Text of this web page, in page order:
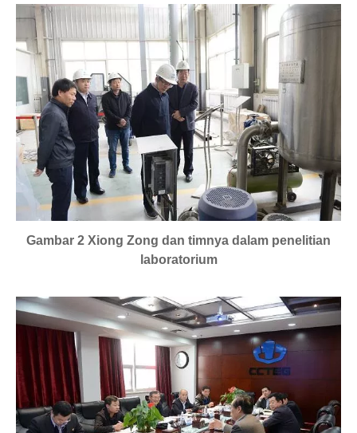
Gambar 2 Xiong Zong dan timnya dalam penelitian
laboratorium